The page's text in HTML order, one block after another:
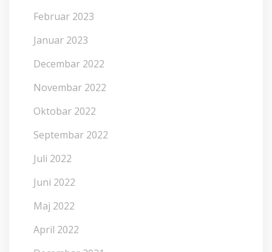
Februar 2023
Januar 2023
Decembar 2022
Novembar 2022
Oktobar 2022
Septembar 2022
Juli 2022
Juni 2022
Maj 2022
April 2022